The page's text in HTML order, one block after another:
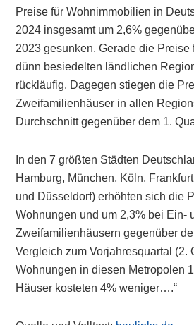
Preise für Wohnimmobilien in
2024 insgesamt um 2,6%
2023 gesunken. Gerade die Preise
dünn besiedelten ländlichen
rückläufig. Dagegen stiegen die
Zweifamilienhäuser in allen
Durchschnitt gegenüber dem 1.
In den 7 größten Städten
Hamburg, München, Köln,
und Düsseldorf) erhöhten sich die
Wohnungen und um 2,3% bei Ein-
Zweifamilienhäusern gegenüber
Vergleich zum Vorjahresquartal (2.
Wohnungen in diesen Metropolen
Häuser kosteten 4% weniger….“